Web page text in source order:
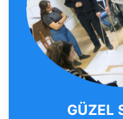
GÜZEL